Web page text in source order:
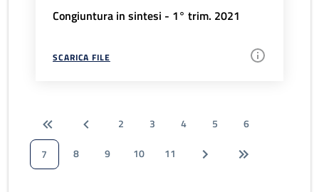
Congiuntura in sintesi - 1° trim. 2021
SCARICA FILE
2 3 4 5
6
7
8 9 10 11